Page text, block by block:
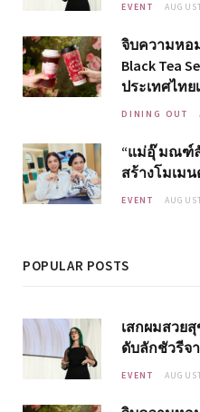
EVENT
จิบความหอ
Black Tea
ประเทศไท
DINING OUT
“แม่อุ๊ มณฑ์
สร้างโมเม
EVENT
POPULAR POSTS
เสกผมสวย
ดับลักชัวรีจ
EVENT